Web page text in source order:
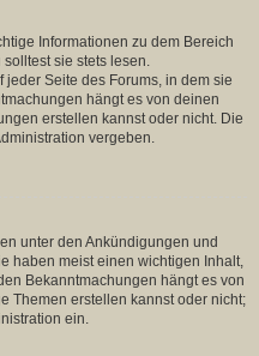
Informationen zu dem Bereich
sie stets lesen.
Seite des Forums, in dem sie
hängt es von deinen
erstellen kannst oder nicht. Die
vergeben.
unter den Ankündigungen und
haben meist einen wichtigen Inhalt,
Bekanntmachungen hängt es von
Themen erstellen kannst oder nicht;
ein.